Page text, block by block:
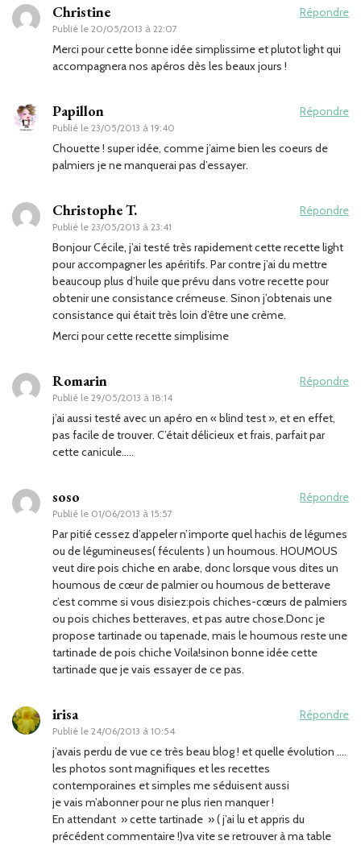
Christine
Publié le 20/05/2013 à 22:07
Répondre
Merci pour cette bonne idée simplissime et plutot light qui
accompagnera nos apéros dès les beaux jours !
Papillon
Publié le 23/05/2013 à 19:40
Répondre
Chouette ! super idée, comme j’aime bien les coeurs de
palmiers je ne manquerai pas d’essayer.
Christophe T.
Publié le 23/05/2013 à 23:41
Répondre
Bonjour Cécile, j’ai testé très rapidement cette recette light
pour accompagner les apéritifs. Par contre j’ai du mettre
beaucoup plus d’huile que prévu dans votre recette pour
obtenir une consistance crémeuse. Sinon j’obtenais une
consistance qui était très loin d’être une crème.
Merci pour cette recette simplisime
Romarin
Publié le 29/05/2013 à 18:14
Répondre
j’ai aussi testé avec un apéro en « blind test », et en effet,
pas facile de trouver. C’était délicieux et frais, parfait par
cette canicule…..
soso
Publié le 01/06/2013 à 15:57
Répondre
Par pitié cessez d’appeler n’importe quel hachis de légumes
ou de légumineuses( féculents ) un houmous. HOUMOUS
veut dire pois chiche en arabe, donc lorsque vous dites un
houmous de cœur de palmier ou houmous de betterave
c’est comme si vous disiez:pois chiches-cœurs de palmiers
ou pois chiches betteraves, et pas autre chose.Donc je
propose tartinade ou tapenade, mais le houmous reste une
tartinade de pois chiche Voila!sinon bonne idée cette
tartinade que je vais essayer de ce pas.
irisa
Publié le 24/06/2013 à 10:54
Répondre
j’avais perdu de vue ce très beau blog ! et quelle évolution ….
les photos sont magnifiques et les recettes
contemporaines et simples me séduisent aussi
je vais m’abonner pour ne plus rien manquer !
En attendant » cette tartinade » ( j’ai lu et appris du
précédent commentaire !)va vite se retrouver à ma table